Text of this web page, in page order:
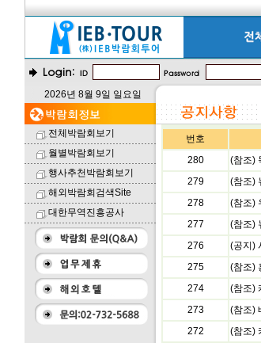
2026년 8월 9일 일요일
전체박람회보기
월별박람회보기
행사추천박람회보기
해외박람회검색Site
대한무역진흥공사
번호
280
(참조)
279
(참조)
278
(참조)
277
(참조)
276
(공지)
275
(참조)
274
(참조)
273
(참조)
272
(참조)